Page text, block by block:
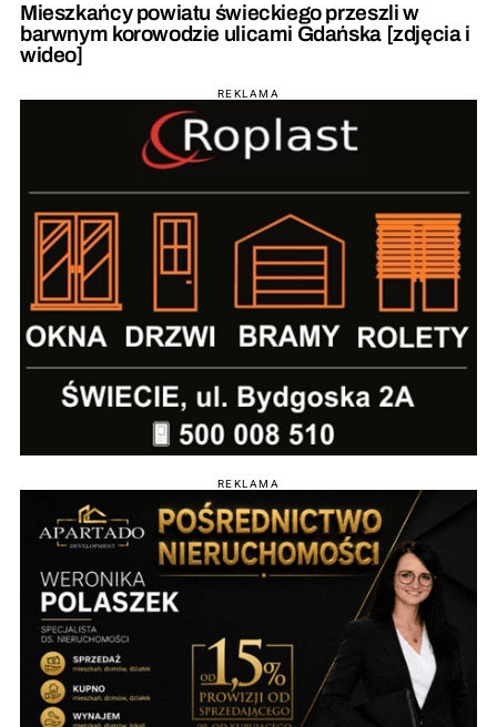
Mieszkańcy powiatu świeckiego przeszli w
barwnym korowodzie ulicami Gdańska [zdjęcia i
wideo]
REKLAMA
REKLAMA